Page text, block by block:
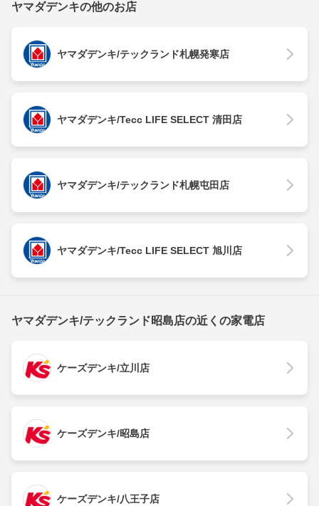
ヤマダデンキの他のお店
ヤマダデンキ/テックランド札幌発寒店
ヤマダデンキ/Tecc LIFE SELECT 清田店
ヤマダデンキ/テックランド札幌屯田店
ヤマダデンキ/Tecc LIFE SELECT 旭川店
ヤマダデンキ/テックランド昭島店の近くの家電店
ケーズデンキ/立川店
ケーズデンキ/昭島店
ケーズデンキ/八王子店